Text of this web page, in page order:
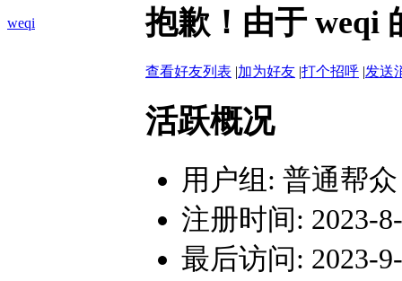
weqi 抱歉！由于 weqi
查看好友列表 |加为好友 |打个招呼 |发送
活跃概况
用户组: 普通帮众
注册时间: 2023-
最后访问: 2023-